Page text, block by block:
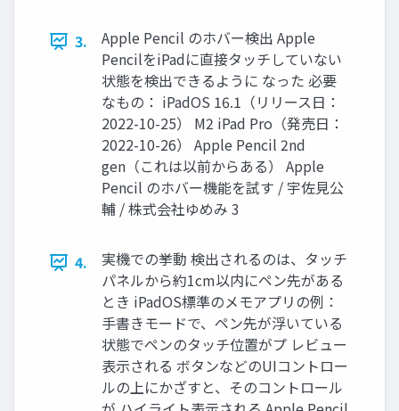
3.
Apple Pencil のホバー検出 Apple
PencilをiPadに直接タッチしていない
状態を検出できるように なった 必要
なもの： iPadOS 16.1（リリース日：
2022-10-25） M2 iPad Pro（発売日：
2022-10-26） Apple Pencil 2nd
gen（これは以前からある） Apple
Pencil のホバー機能を試す / 宇佐見公
輔 / 株式会社ゆめみ 3
4.
実機での挙動 検出されるのは、タッチ
パネルから約1cm以内にペン先がある
とき iPadOS標準のメモアプリの例：
手書きモードで、ペン先が浮いている
状態でペンのタッチ位置がプ レビュー
表示される ボタンなどのUIコントロー
ルの上にかざすと、そのコントロール